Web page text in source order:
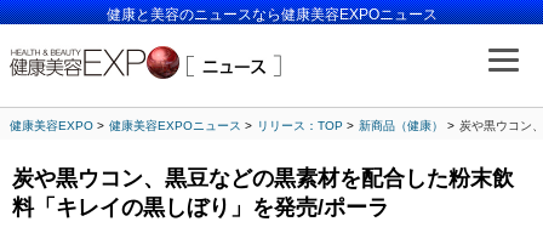
健康と美容のニュースなら健康美容EXPOニュース
健康美容EXPO 健康美容EXPOニュース リリース：TOP 新商品（健康） 炭や黒ウコン
炭や黒ウコン、黒豆などの黒素材を配合した粉末飲
料「キレイの黒しぼり」を発売/ポーラ